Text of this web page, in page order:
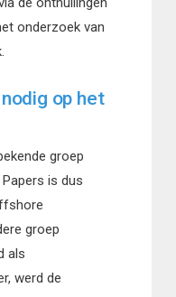
onderzoek van
op het
groep
is dus
groep
als
werd de